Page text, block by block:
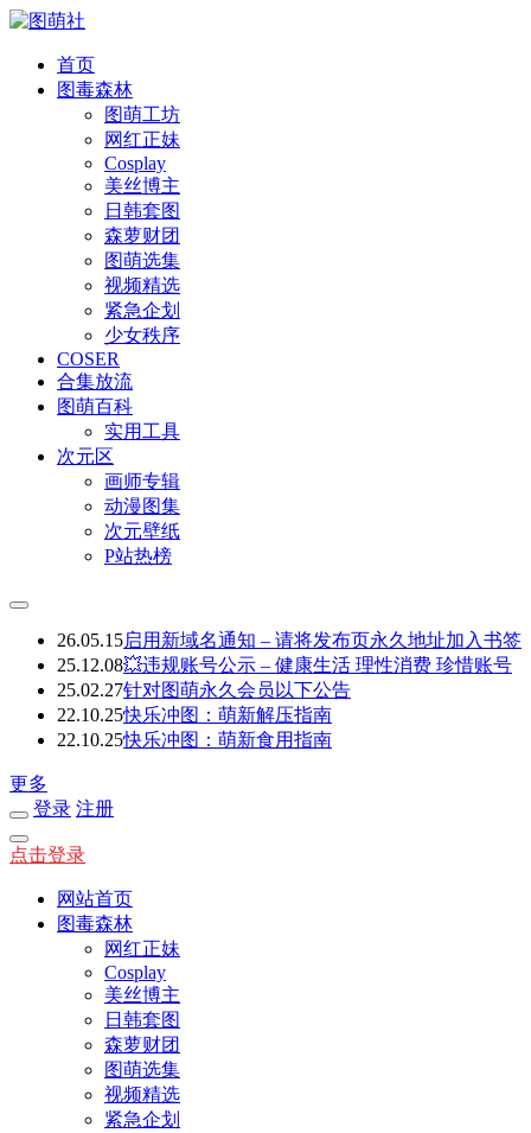
首页
图毒森林
图萌工坊
网红正妹
Cosplay
美丝博主
日韩套图
森萝财团
图萌选集
视频精选
紧急企划
少女秩序
COSER
合集放流
图萌百科
实用工具
次元区
画师专辑
动漫图集
次元壁纸
P站热榜
26.05.15启用新域名通知 – 请将发布页永久地址加入书签
25.12.08💥违规账号公示 – 健康生活 理性消费 珍惜账号
25.02.27针对图萌永久会员以下公告
22.10.25快乐冲图：萌新解压指南
22.10.25快乐冲图：萌新食用指南
更多
登录 注册
点击登录
网站首页
图毒森林
网红正妹
Cosplay
美丝博主
日韩套图
森萝财团
图萌选集
视频精选
紧急企划